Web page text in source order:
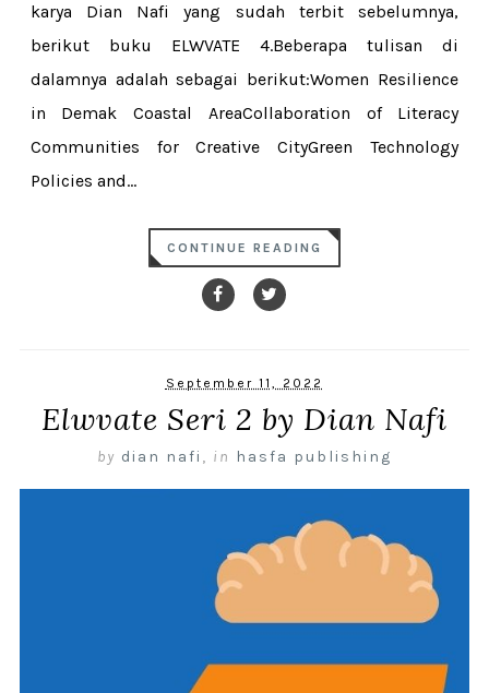
karya Dian Nafi yang sudah terbit sebelumnya,
berikut buku ELWVATE 4.Beberapa tulisan di
dalamnya adalah sebagai berikut:Women Resilience
in Demak Coastal AreaCollaboration of Literacy
Communities for Creative CityGreen Technology
Policies and...
CONTINUE READING
September 11, 2022
Elwvate Seri 2 by Dian Nafi
by dian nafi , in hasfa publishing